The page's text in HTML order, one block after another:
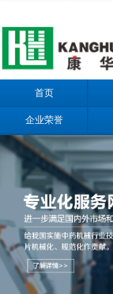
首页
企业荣誉